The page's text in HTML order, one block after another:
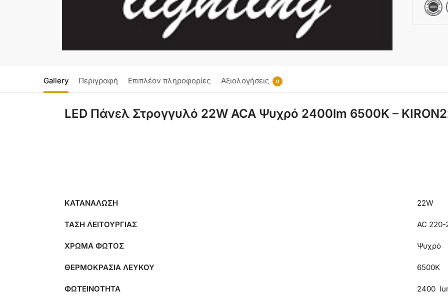
Gallery Περιγραφή Επιπλέον πληροφορίες Αξιολογήσεις 0
LED Πάνελ Στρογγυλό 22W ACA Ψυχρό 2400lm 6500K –
ΚΑΤΑΝΑΛΩΣΗ 22W
ΤΑΣΗ ΛΕΙΤΟΥΡΓΙΑΣ AC 220-
ΧΡΩΜΑ ΦΩΤΟΣ Ψυχρό
ΘΕΡΜΟΚΡΑΣΙΑ ΛΕΥΚΟΥ 6500K
ΦΩΤΕΙΝΟΤΗΤΑ 2400